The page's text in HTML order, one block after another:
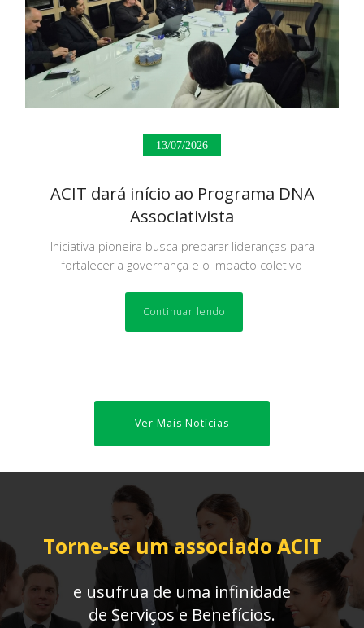
13/07/2026
ACIT dará início ao Programa DNA
Associativista
Iniciativa pioneira busca preparar lideranças para
fortalecer a governança e o impacto coletivo
Continuar lendo
Ver Mais Notícias
Torne-se um associado ACIT
e usufrua de uma infinidade
de Serviços e Benefícios.